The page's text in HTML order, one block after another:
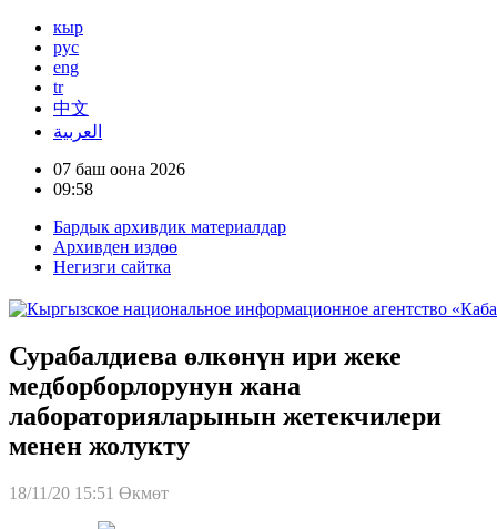
кыр
рус
eng
tr
中文
العربية
07 баш оона 2026
09:58
Бардык архивдик материалдар
Архивден издөө
Негизги сайтка
Сурабалдиева өлкөнүн ири жеке
медборборлорунун жана
лабораторияларынын жетекчилери
менен жолукту
18/11/20 15:51 Өкмөт